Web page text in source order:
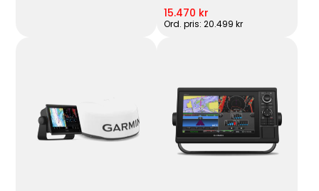
15.470 kr
Ord. pris: 20.499 kr